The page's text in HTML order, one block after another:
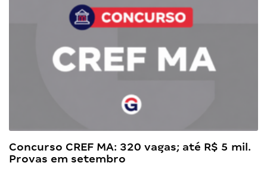
Concurso CREF MA: 320 vagas; até R$ 5 mil.
Provas em setembro